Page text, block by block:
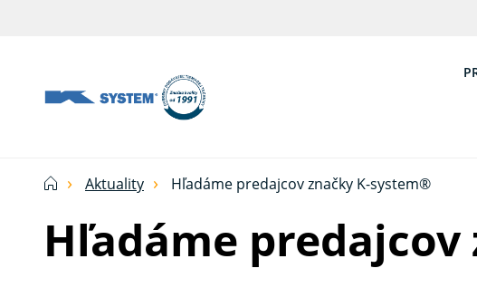
technika
domácnosť
Ksystem
Aktuality Hľadáme predajcov značky K-system®
Hľadáme